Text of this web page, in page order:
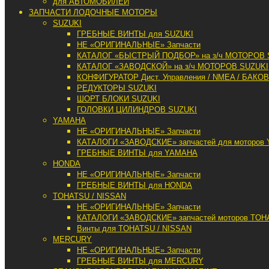
ЗАПЧАСТИ ЛОДОЧНЫЕ МОТОРЫ
SUZUKI
ГРЕБНЫЕ ВИНТЫ для SUZUKI
НЕ «ОРИГИНАЛЬНЫЕ» Запчасти
КАТАЛОГ «БЫСТРЫЙ ПОДБОР» на з/ч МОТОРОВ
КАТАЛОГ «ЗАВОДСКОЙ» на з/ч МОТОРОВ SUZUKI
КОНФИГУРАТОР Дист. Управления / NMEA / БАКОВ
РЕДУКТОРЫ SUZUKI
ШОРТ БЛОКИ SUZUKI
ГОЛОВКИ ЦИЛИНДРОВ SUZUKI
YAMAHA
НЕ «ОРИГИНАЛЬНЫЕ» Запчасти
КАТАЛОГИ «ЗАВОДСКИЕ» запчастей для моторов
ГРЕБНЫЕ ВИНТЫ для YAMAHA
HONDA
НЕ «ОРИГИНАЛЬНЫЕ» Запчасти
ГРЕБНЫЕ ВИНТЫ для HONDA
TOHATSU / NISSAN
НЕ «ОРИГИНАЛЬНЫЕ» Запчасти
КАТАЛОГИ «ЗАВОДСКИЕ» запчастей моторов
Винты для TOHATSU / NISSAN
MERCURY
НЕ «ОРИГИНАЛЬНЫЕ» Запчасти
ГРЕБНЫЕ ВИНТЫ для MERCURY